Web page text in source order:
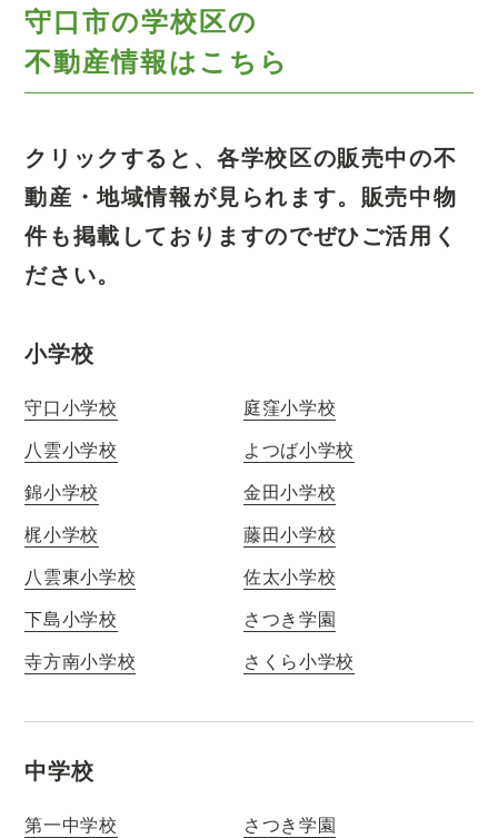
守口市の学校区の
不動産情報はこちら
クリックすると、各学校区の販売中の不
動産・地域情報が見られます。 販売中物
件も掲載しておりますのでぜひご活用く
ださい。
小学校
守口小学校
庭窪小学校
八雲小学校
よつば小学校
錦小学校
金田小学校
梶小学校
藤田小学校
八雲東小学校
佐太小学校
下島小学校
さつき学園
寺方南小学校
さくら小学校
中学校
第一中学校
さつき学園